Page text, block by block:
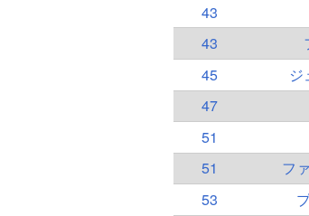
43
43
45
ジ
47
51
51
フ
53